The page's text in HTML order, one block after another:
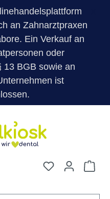
an Zahnarztpraxen
Ein Verkauf an
oder
13 BGB sowie an
ist
Du hast 0